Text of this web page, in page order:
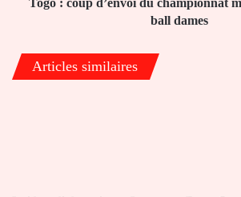
Togo : coup d’envoi du championnat
ball dames
Articles similaires